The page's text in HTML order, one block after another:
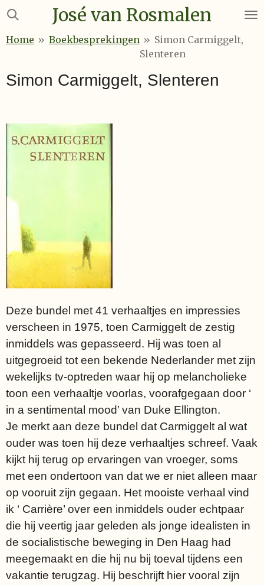
Ga
naar
José van Rosmalen
Home » Boekbesprekingen » Simon Carmiggelt,
Slenteren
Simon Carmiggelt, Slenteren
Deze bundel met 41 verhaaltjes en impressies
verscheen in 1975, toen Carmiggelt de zestig
inmiddels was gepasseerd. Hij was toen al
uitgegroeid tot een bekende Nederlander met zijn
wekelijks tv-optreden waar hij op melancholieke
toon een verhaaltje voorlas, voorafgegaan door ‘
in a sentimental mood’ van Duke Ellington.
Je merkt aan deze bundel dat Carmiggelt al wat
ouder was toen hij deze verhaaltjes schreef. Vaak
kijkt hij terug op ervaringen van vroeger, soms
met een ondertoon van dat we er niet alleen maar
op vooruit zijn gegaan. Het mooiste verhaal vind
ik ‘ Carrière’ over een inmiddels ouder echtpaar
die hij veertig jaar geleden als jonge idealisten in
de socialistische beweging in Den Haag had
meegemaakt en die hij nu bij toeval tijdens een
vakantie terugzag. Hij beschrijft hier vooral zijn